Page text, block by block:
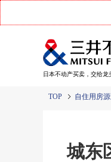
日本不动产买卖，交给龙
TOP 自住用房
城东